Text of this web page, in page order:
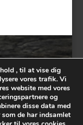
, til at vise dig
vores trafik. Vi
website med vores
og
disse data med
de har indsamlet